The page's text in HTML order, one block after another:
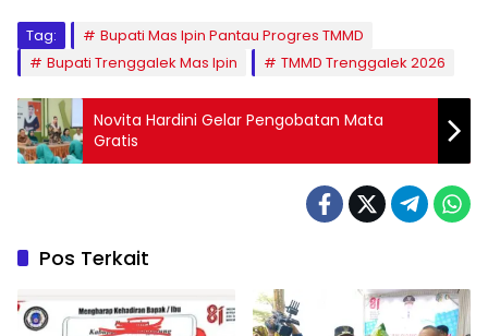
Tag:
Bupati Mas Ipin Pantau Progres TMMD
Bupati Trenggalek Mas Ipin
TMMD Trenggalek 2026
Novita Hardini Gelar Pengobatan Mata
Gratis
Pos Terkait